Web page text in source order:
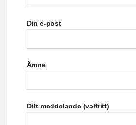
Din e-post
Ämne
Ditt meddelande (valfritt)